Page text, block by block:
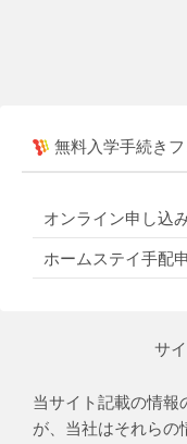
無料入学手続き
オンライン申し込
ホームステイ手配
サ
当サイト記載の情報
が、当社はそれらの